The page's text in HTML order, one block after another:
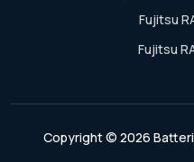
Fujitsu
Fujitsu
Copyright © 2026